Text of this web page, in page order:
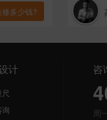
多少钱?
计 咨
周